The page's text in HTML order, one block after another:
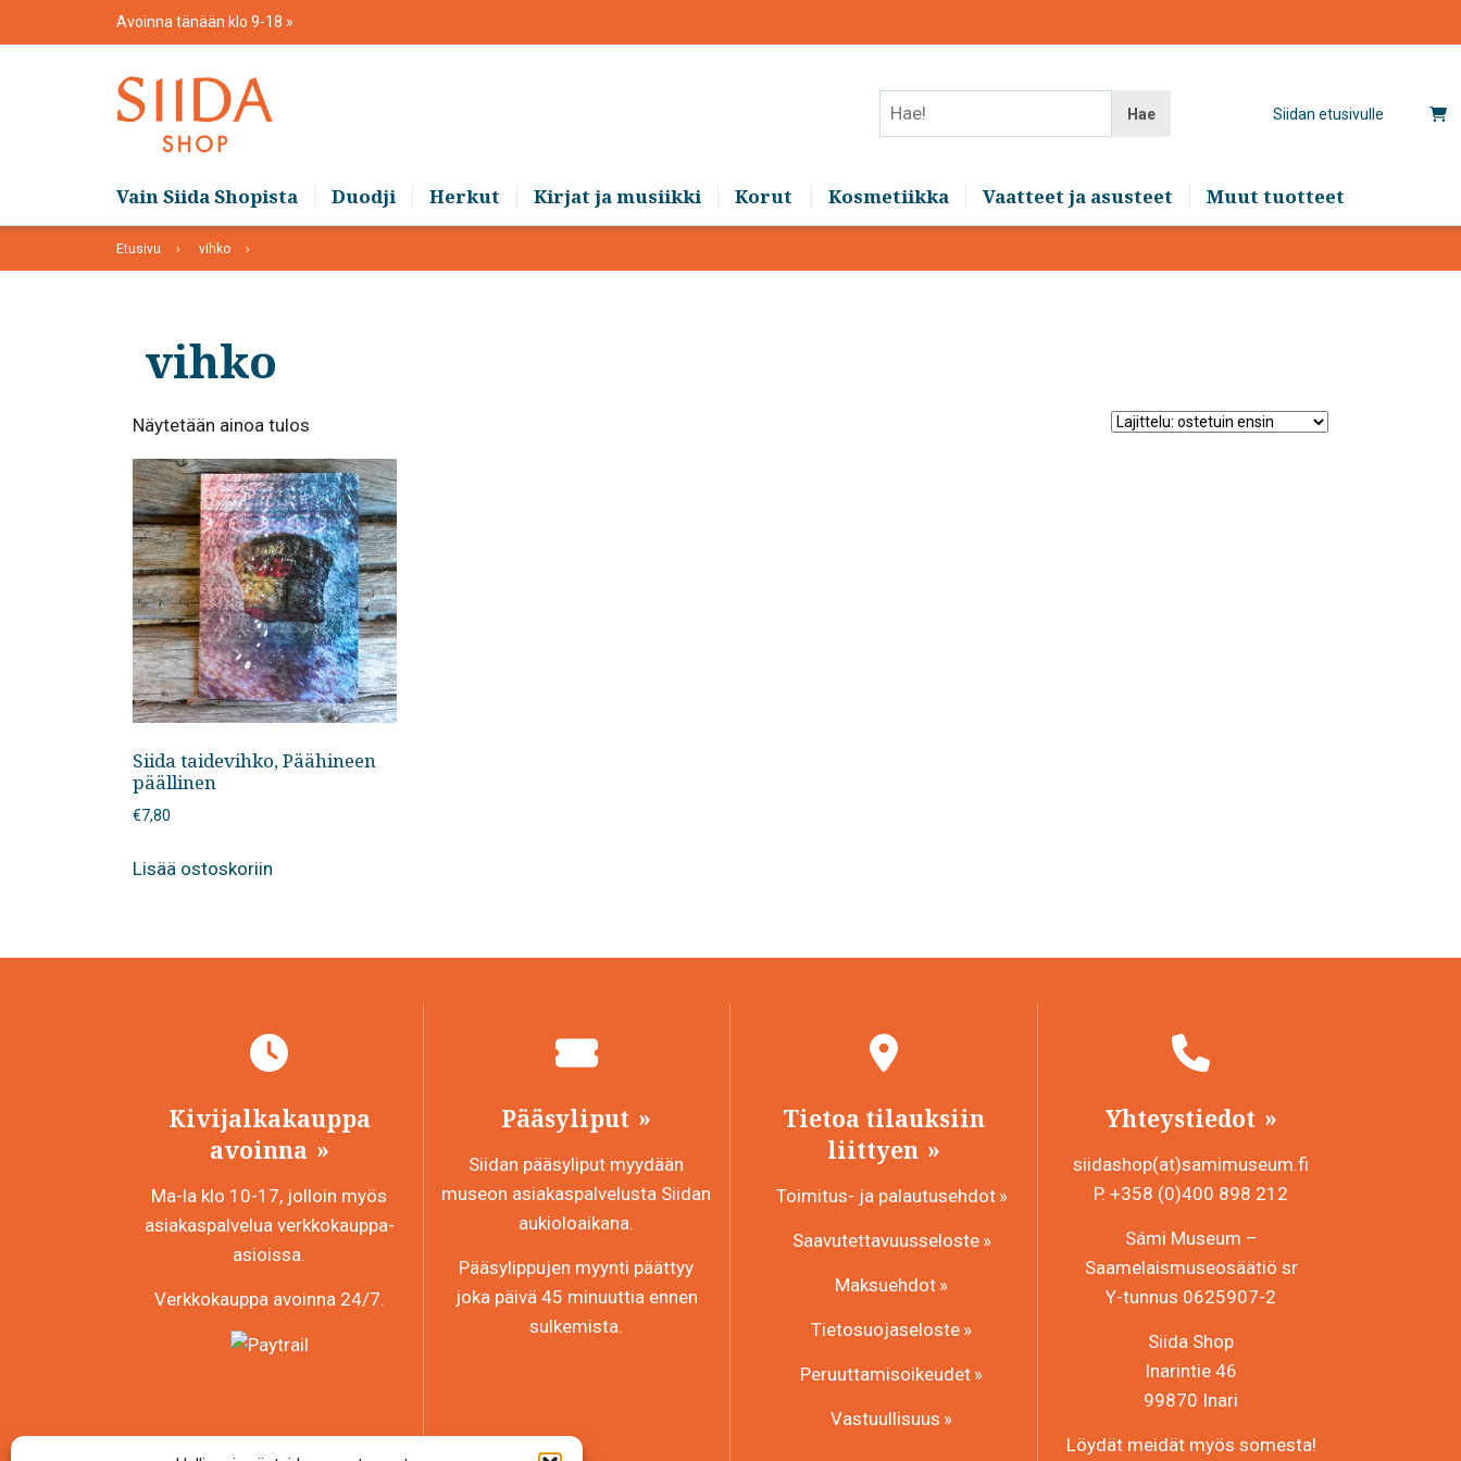
Avoinna tänään klo 9-18
Siidan etusivulle
Hae
Vain Siida Shopista Duodji Herkut Kirjat ja musiikki Korut Kosmetiikka Vaatteet ja asusteet Muut tuotteet
Etusivu vihko
vihko
Näytetään ainoa tulos
Siida taidevihko, Päähineen
päällinen
€7,80
Lisää ostoskoriin
Kivijalkakauppa
avoinna
Ma-la klo 10-17, jolloin myös
asiakaspalvelua verkkokauppa-
asioissa.
Verkkokauppa avoinna 24/7.
Pääsyliput
Siidan pääsyliput myydään
museon asiakaspalvelusta Siidan
aukioloaikana.
Pääsylippujen myynti päättyy
joka päivä 45 minuuttia ennen
sulkemista.
Tietoa tilauksiin
liittyen
Toimitus- ja palautusehdot
Saavutettavuusseloste
Maksuehdot
Tietosuojaseloste
Peruuttamisoikeudet
Vastuullisuus
Yhteystiedot
siidashop(at)samimuseum.fi
P. +358 (0)400 898 212
Sámi Museum –
Saamelaismuseosäätiö sr
Y-tunnus 0625907-2
Siida Shop
Inarintie 46
99870 Inari
Löydät meidät myös somesta!